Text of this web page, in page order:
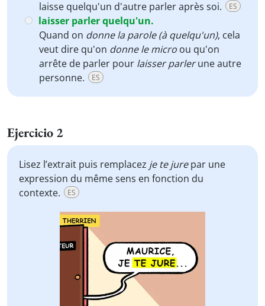
laisse quelqu'un d'autre parler après soi.
ES
laisser parler quelqu'un.
Quand on donne la parole (à quelqu'un), cela
veut dire qu'on donne le micro ou qu'on
arrête de parler pour laisser parlerune autre
personne.
ES
Ejercicio 2
Lisez l’extrait puis remplacez je te jurepar une
expression du même sens en fonction du
contexte.
ES